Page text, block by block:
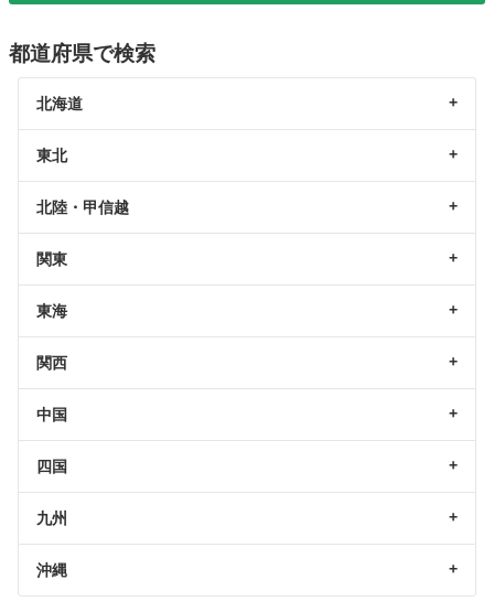
都道府県で検索
北海道
東北
北陸・甲信越
関東
東海
関西
中国
四国
九州
沖縄